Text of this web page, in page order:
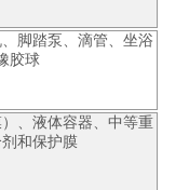
脚踏泵、滴管、坐浴
胶球
、液体容器、中等重
和保护膜